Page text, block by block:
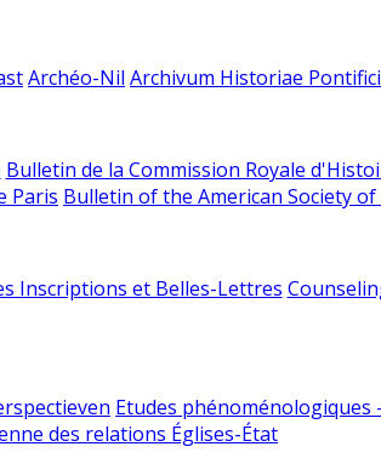
Archéo-Nil Archivum Historiae
Bulletin de la Commission Royale
Paris Bulletin of the American Society
Inscriptions et Belles-Lettres
Etudes phénoménologiques
des relations Églises-État